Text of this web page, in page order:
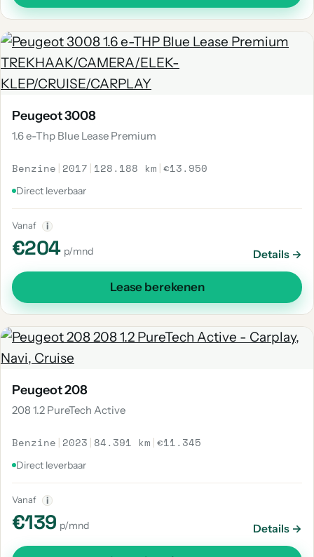
Peugeot 3008
1.6 e-Thp Blue Lease Premium
Benzine | 2017 | 128.188 km |€13.950
Direct leverbaar
Vanaf i
€204 p/mnd Details →
Lease berekenen
Peugeot 208
208 1.2 PureTech Active
Benzine | 2023 | 84.391 km |€11.345
Direct leverbaar
Vanaf i
€139 p/mnd Details →